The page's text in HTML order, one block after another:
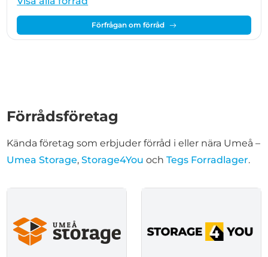
Förfrågan om förråd
Förrådsföretag
Kända företag som erbjuder förråd i eller nära Umeå –
Umea Storage,Storage4You ochTegs Forradlager.